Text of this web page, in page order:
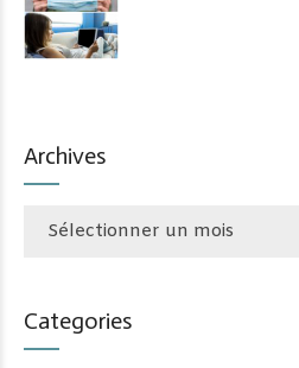
Archives
Sélectionner un mois
Categories